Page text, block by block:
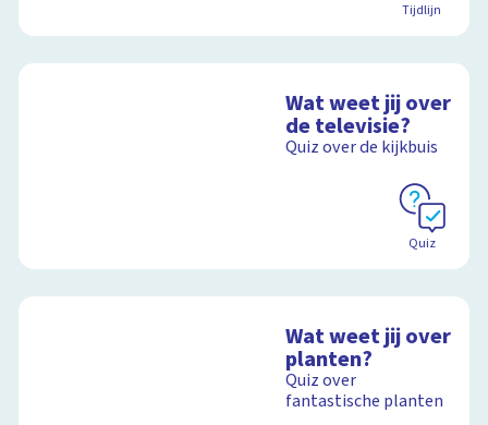
Tijdlijn
Wat weet jij over
de televisie?
Quiz over de kijkbuis
Quiz
Wat weet jij over
planten?
Quiz over
fantastische planten